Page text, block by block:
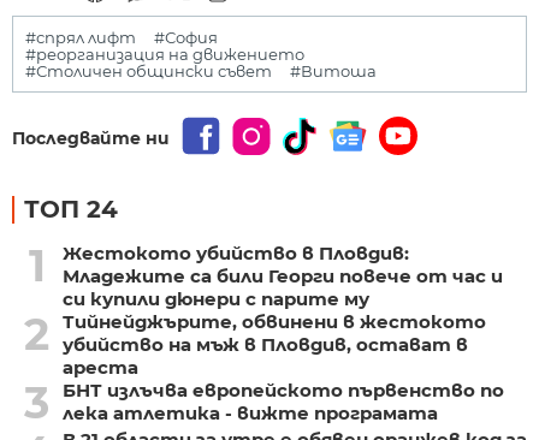
#спрял лифт
#София
#реорганизация на движението
#Столичен общински съвет
#Витоша
Последвайте ни
ТОП 24
1
Жестокото убийство в Пловдив:
Младежите са били Георги повече от час и
си купили дюнери с парите му
2
Тийнейджърите, обвинени в жестокото
убийство на мъж в Пловдив, остават в
ареста
3
БНТ излъчва европейското първенство по
лека атлетика - вижте програмата